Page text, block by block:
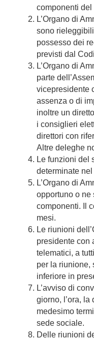
componenti
L’Organo di
sono
possesso dei
previsti dal
L’Organo di
parte
vicepresidente
assenza o di
inoltre un
i consiglieri
direttori con
Altre deleghe
Le funzioni del
determinate
L’Organo di
opportuno o ne
componenti. Il
mesi.
Le riunioni
presidente con
telematici, a
per la riunione,
inferiore in
L’avviso di
giorno, l’ora,
medesimo
sede sociale.
Delle riunioni